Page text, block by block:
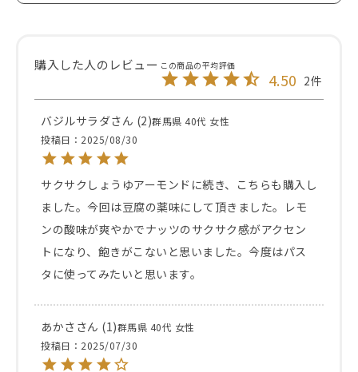
4.50 2
バジルサラダ 2 群馬県 40代 女性
投稿日
2025/08/30
サクサクしょうゆアーモンドに続き、こちらも購入し
ました。今回は豆腐の薬味にして頂きました。レモ
ンの酸味が爽やかでナッツのサクサク感がアクセン
トになり、飽きがこないと思いました。今度はパス
タに使ってみたいと思います。
あかさ 1 群馬県 40代 女性
投稿日
2025/07/30